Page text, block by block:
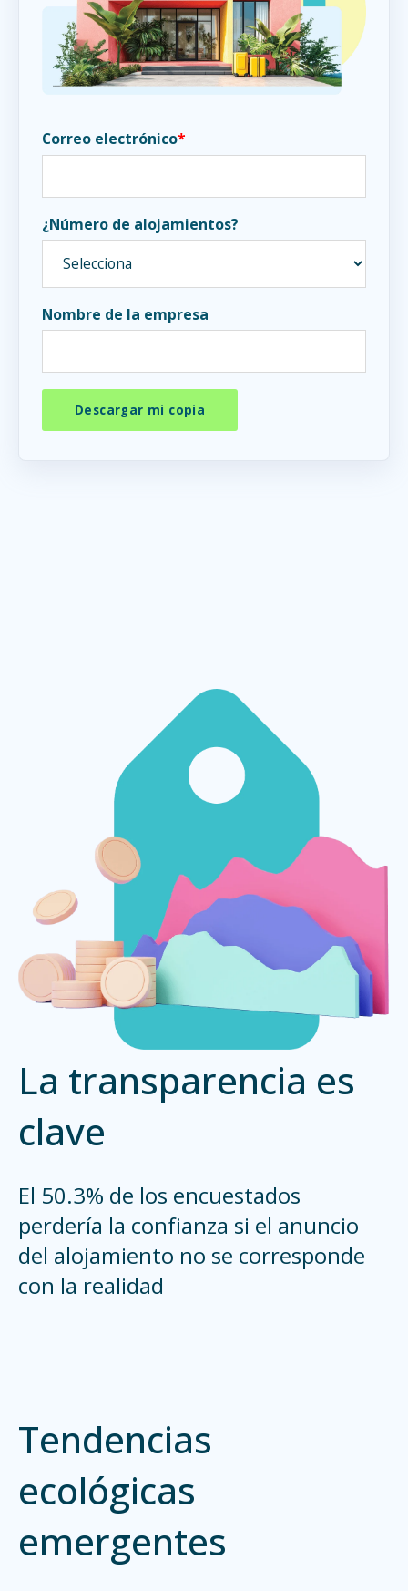
Correo electrónico*
¿Número de alojamientos?
Nombre de la empresa
La transparencia es
clave
El 50.3% de los encuestados
perdería la confianza si el anuncio
del alojamiento no se corresponde
con la realidad
Tendencias
ecológicas
emergentes